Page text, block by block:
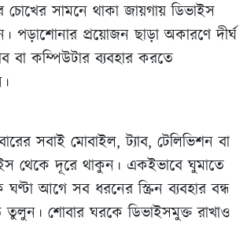
চোখের সামনে থাকা জায়গায় ডিভাইস
পড়াশোনার প্রয়োজন ছাড়া অকারণে দীর্ঘ
বা কম্পিউটার ব্যবহার করতে
সবাই মোবাইল, ট্যাব, টেলিভিশন বা
থেকে দূরে থাকুন। একইভাবে ঘুমাতে
আগে সব ধরনের স্ক্রিন ব্যবহার বন্ধ
শোবার ঘরকে ডিভাইসমুক্ত রাখাও